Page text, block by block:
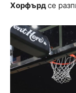
Хорфърдсе